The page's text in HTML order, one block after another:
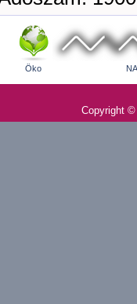
Öko
Copyright